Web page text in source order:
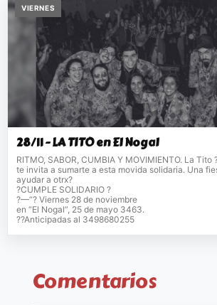
VIERNES
28/11 - LA TITO en El Nogal
RITMO, SABOR, CUMBIA Y MOVIMIENTO. La Tito
te invita a sumarte a esta movida solidaria. Una
ayudar a otrx?
?CUMPLE SOLIDARIO ?
?—“? Viernes 28 de noviembre
en “El Nogal”, 25 de mayo 3463.
??Anticipadas al 3498680255
Comentarios